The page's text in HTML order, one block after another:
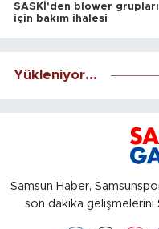
SASKİ'den blower grupları
için bakım ihalesi
Yükleniyor...
Samsun Haber,
son dakika gelişmelerini